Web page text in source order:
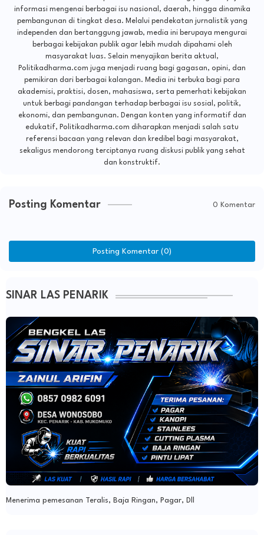
informasi mengenai berbagai isu nasional, daerah, hingga dinamika
pembangunan di tingkat desa. Melalui pendekatan jurnalistik yang
independen dan bertanggung jawab, media ini berupaya mengurai
berbagai kebijakan publik agar lebih mudah dipahami oleh
masyarakat luas. Selain menyajikan berita aktual,
Politikadharma.com juga menjadi ruang bagi gagasan, opini, dan
pemikiran dari berbagai kalangan. Media ini terbuka bagi para
akademisi, praktisi, dosen, mahasiswa, serta pemerhati kebijakan
untuk berbagi pandangan terhadap berbagai isu sosial, politik,
ekonomi, dan pembangunan. Dengan konten yang informatif dan
edukatif, Politikadharma.com diharapkan menjadi salah satu
referensi bacaan yang relevan dan kredibel bagi masyarakat,
sekaligus mendorong terciptanya ruang diskusi publik yang sehat
dan konstruktif.
Posting Komentar 0 Komentar
Posting Komentar (0)
SINAR LAS PENARIK
Menerima pemesanan Teralis, Baja Ringan, Pagar, Dll